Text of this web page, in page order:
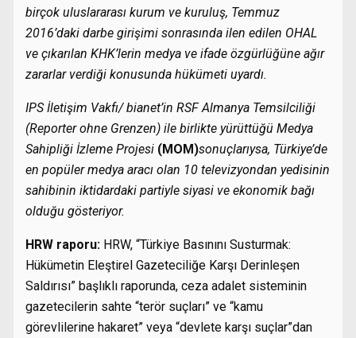
birçok uluslararası kurum ve kuruluş, Temmuz
2016’daki darbe girişimi sonrasında ilen edilen OHAL
ve çıkarılan KHK’lerin medya ve ifade özgürlüğüne ağır
zararlar verdiği konusunda hükümeti uyardı.
IPS İletişim Vakfı/ bianet’in RSF Almanya Temsilciliği
(Reporter ohne Grenzen) ile birlikte yürüttüğü Medya
Sahipliği İzleme Projesi (MOM)sonuçlarıysa, Türkiye’de
en popüler medya aracı olan 10 televizyondan yedisinin
sahibinin iktidardaki partiyle siyasi ve ekonomik bağı
olduğu gösteriyor.
HRW raporu: HRW, “Türkiye Basınını Susturmak:
Hükümetin Eleştirel Gazeteciliğe Karşı Derinleşen
Saldırısı” başlıklı raporunda, ceza adalet sisteminin
gazetecilerin sahte “terör suçları” ve “kamu
görevlilerine hakaret” veya “devlete karşı suçlar”dan